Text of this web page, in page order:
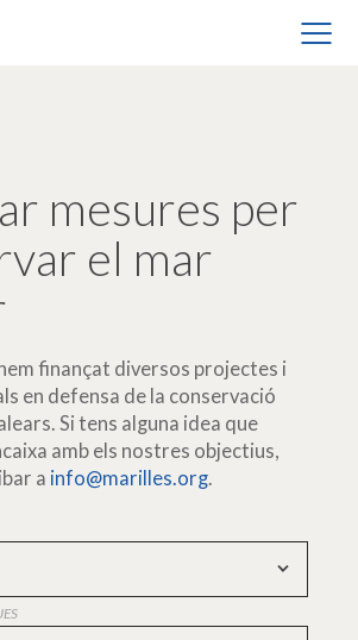
mesures per
el mar
finançat diversos projectes i
en defensa de la conservació
Si tens alguna idea que
amb els nostres objectius,
a info@marilles.org.